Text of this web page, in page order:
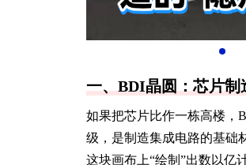
一、BDI晶圆：芯片制
如果把芯片比作一栋高楼，
级，是制造集成电路的基础
这块画布上“绘制”出数以亿